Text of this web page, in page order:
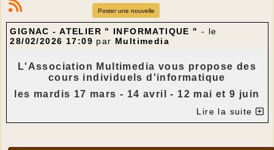
Poster une nouvelle
GIGNAC - ATELIER " INFORMATIQUE " - le
28/02/2026 17:09 par Multimedia
L'Association Multimedia vous propose des
cours individuels d'informatique
les mardis 17 mars - 14 avril - 12 mai et 9 juin
dans la bibliothèque de GignacLire la suite